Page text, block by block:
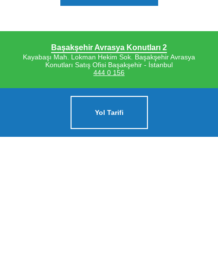
Başakşehir Avrasya Konutları 2
Kayabaşı Mah. Lokman Hekim Sok. Başakşehir Avrasya
Konutları Satış Ofisi Başakşehir - İstanbul
444 0 156
Yol Tarifi